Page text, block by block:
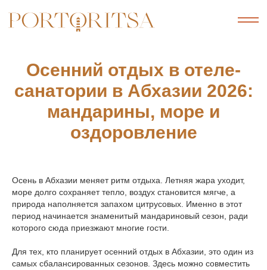
Осенний отдых в отеле-
санатории в Абхазии 2026:
мандарины, море и
оздоровление
Осень в Абхазии меняет ритм отдыха. Летняя жара уходит,
море долго сохраняет тепло, воздух становится мягче, а
природа наполняется запахом цитрусовых. Именно в этот
период начинается знаменитый мандариновый сезон, ради
которого сюда приезжают многие гости.
Для тех, кто планирует осенний отдых в Абхазии, это один из
самых сбалансированных сезонов. Здесь можно совместить